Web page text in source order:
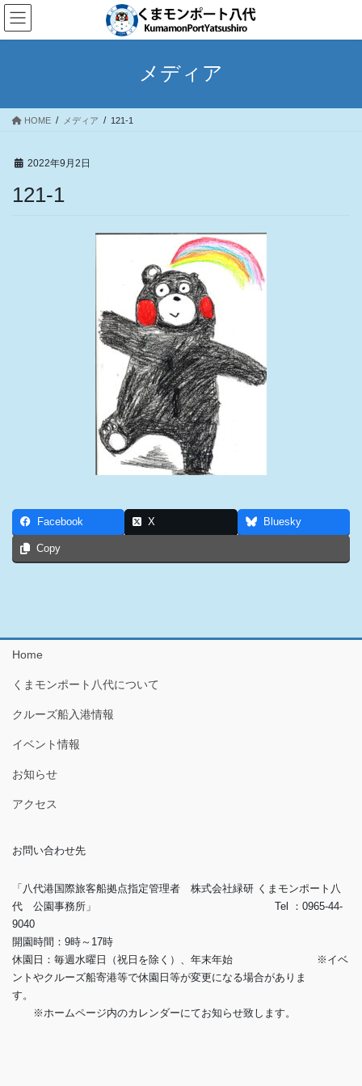
コ
ン
テ
ス
ナ
ビ
ゲ
ン
メディア
HOME メディア 121-1
2022年9月2日
121-1
Facebook X Bluesky
Copy
Home
くまモンポート八代について
クルーズ船入港情報
イベント情報
お知らせ
アクセス
お問い合わせ先
「八代港国際旅客船拠点指定管理者 株式会社緑研 くまモンポート八
代 公園事務所」 Tel ：0965-44-
9040
開園時間：9時～17時
休園日：毎週水曜日（祝日を除く）、年末年始 ※イベ
ントやクルーズ船寄港等で休園日等が変更になる場合がありま
す。
※ホームページ内のカレンダーにてお知らせ致します。